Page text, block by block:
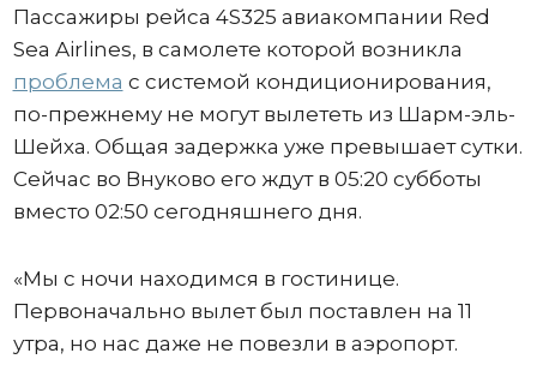
Пассажиры рейса 4S325 авиакомпании Red
Sea Airlines, в самолете которой возникла
проблема с системой кондиционирования,
по-прежнему не могут вылететь из Шарм-эль-
Шейха. Общая задержка уже превышает сутки.
Сейчас во Внуково его ждут в 05:20 субботы
вместо 02:50 сегодняшнего дня.
«Мы с ночи находимся в гостинице.
Первоначально вылет был поставлен на 11
утра, но нас даже не повезли в аэропорт.